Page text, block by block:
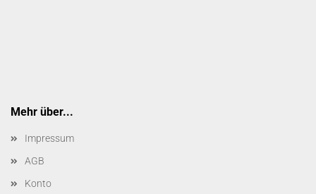
Mehr über...
Impressum
AGB
Konto